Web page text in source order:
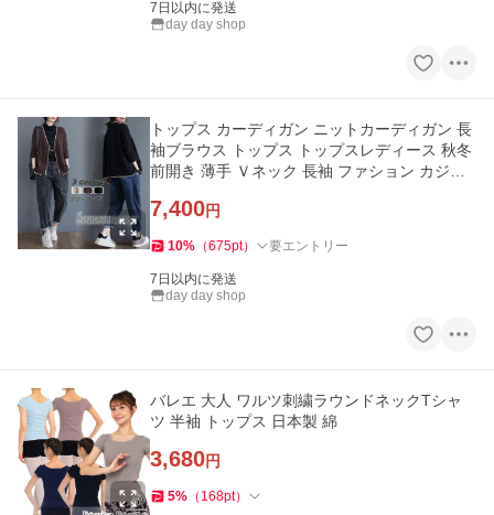
7日以内に発送
day day shop
トップス カーディガン ニットカーディガン 長
袖ブラウス トップス トップスレディース 秋冬
前開き 薄手 Ｖネック 長袖 ファション カジュ
7,400円
10% （675pt） 要エントリー
7日以内に発送
day day shop
バレエ 大人 ワルツ刺繍ラウンドネックTシャ
ツ 半袖 トップス 日本製 綿
3,680円
5% （ 168pt）